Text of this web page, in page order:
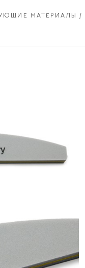
МАТЕРИАЛЫ